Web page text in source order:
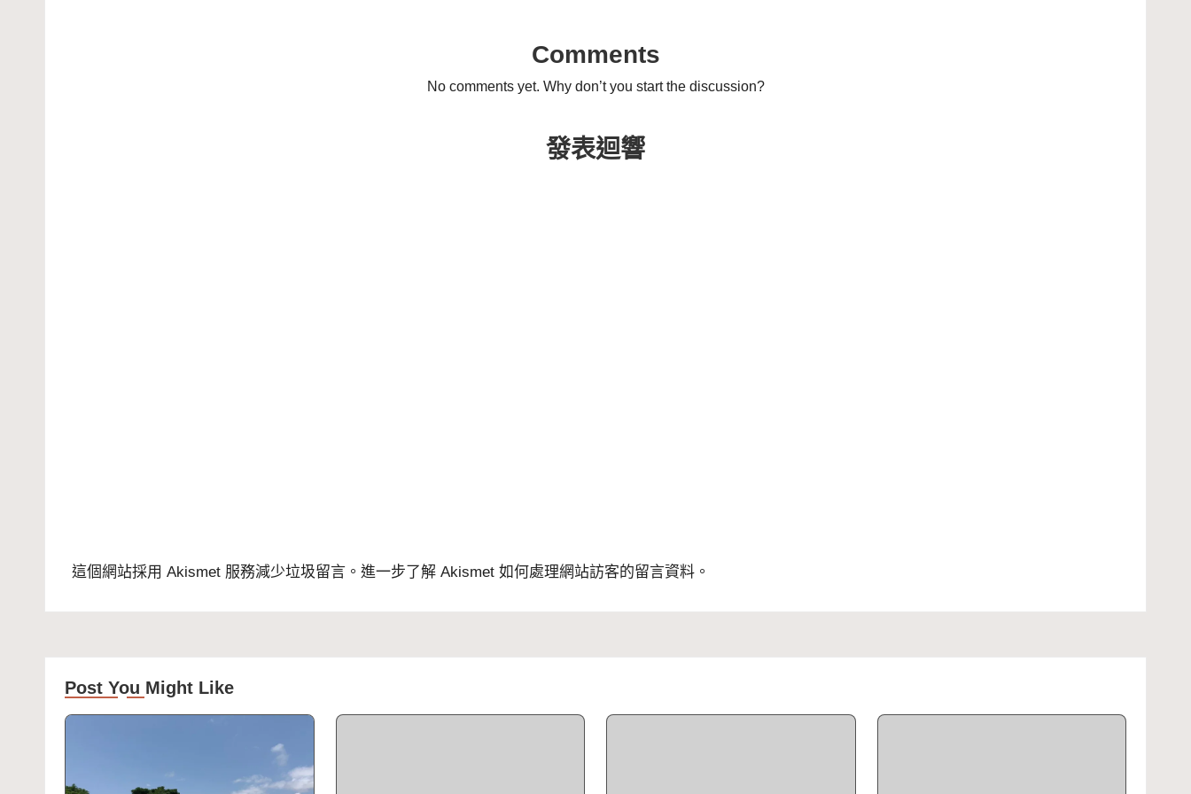
Comments
No comments yet. Why don’t you start the discussion?
發表迴響
這個網站採用 Akismet 服務減少垃圾留言。 進一步了解 Akismet 如何處理網站訪客的留言資料 。
Post You Might Like